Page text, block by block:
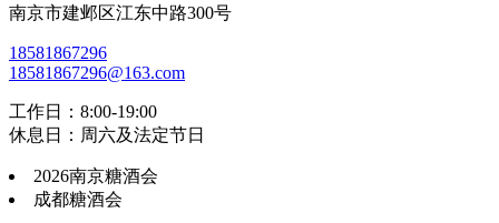
南京市建邺区江东中路300号
18581867296
18581867296@163.com
工作日：8:00-19:00
休息日：周六及法定节日
2026南京糖酒会
成都糖酒会